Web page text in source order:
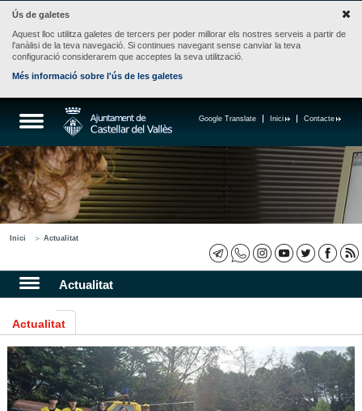
Ús de galetes
Aquest lloc utilitza galetes de tercers per poder millorar els nostres serveis a partir de
l'anàlisi de la teva navegació. Si continues navegant sense canviar la teva
configuració considerarem que acceptes la seva utilització.
Més informació sobre l'ús de les galetes
Contacte
Inici
Google Translate
Inici Actualitat
Actualitat
Actualitat